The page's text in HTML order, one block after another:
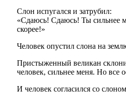
Слон испугался и затрубил:
«Сдаюсь! Сдаюсь! Ты сильнее
скорее!»
Человек опустил слона на
Пристыженный великан
человек, сильнее меня. Но все
И человек согласился со